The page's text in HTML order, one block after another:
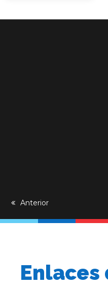
previous
Anterior
Enlaces